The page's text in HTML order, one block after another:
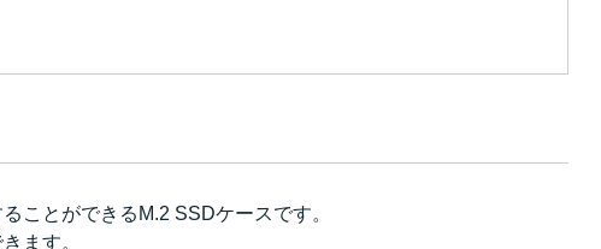
ことができるM.2 SSDケースです。
ます。